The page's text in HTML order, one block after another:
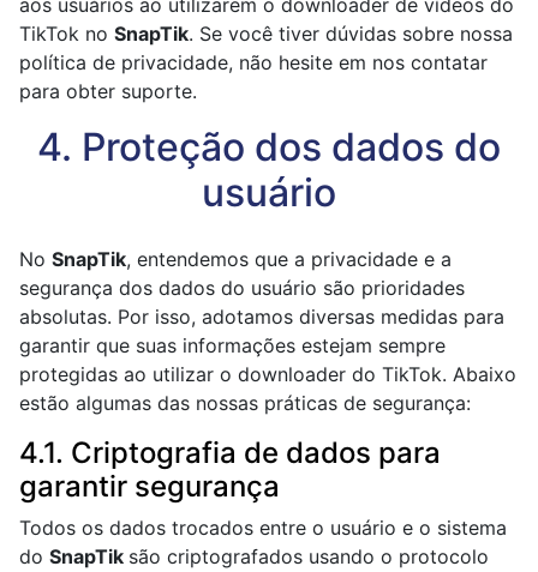
aos usuários ao utilizarem o downloader de vídeos do
TikTok no SnapTik. Se você tiver dúvidas sobre nossa
política de privacidade, não hesite em nos contatar
para obter suporte.
4. Proteção dos dados do
usuário
No SnapTik, entendemos que a privacidade e a
segurança dos dados do usuário são prioridades
absolutas. Por isso, adotamos diversas medidas para
garantir que suas informações estejam sempre
protegidas ao utilizar o downloader do TikTok. Abaixo
estão algumas das nossas práticas de segurança:
4.1. Criptografia de dados para
garantir segurança
Todos os dados trocados entre o usuário e o sistema
do SnapTik são criptografados usando o protocolo